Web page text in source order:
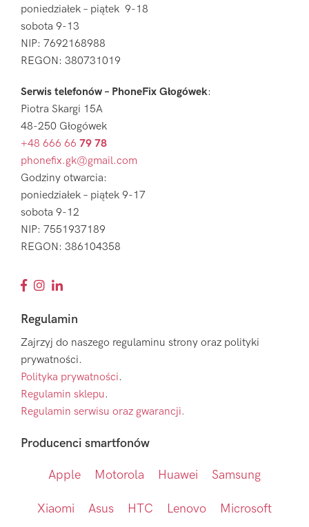
poniedziałek – piątek 9-18
sobota 9-13
NIP: 7692168988
REGON: 380731019
Serwis telefonów – PhoneFix Głogówek:
Piotra Skargi 15A
48-250 Głogówek
+48 666 66 79 78
phonefix.gk@gmail.com
Godziny otwarcia:
poniedziałek – piątek 9-17
sobota 9-12
NIP: 7551937189
REGON: 386104358
Regulamin
Zajrzyj do naszego regulaminu strony oraz polityki
prywatności.
Polityka prywatności.
Regulamin sklepu.
Regulamin serwisu oraz gwarancji.
Producenci smartfonów
Apple Motorola Huawei Samsung
Xiaomi Asus HTC Lenovo Microsoft